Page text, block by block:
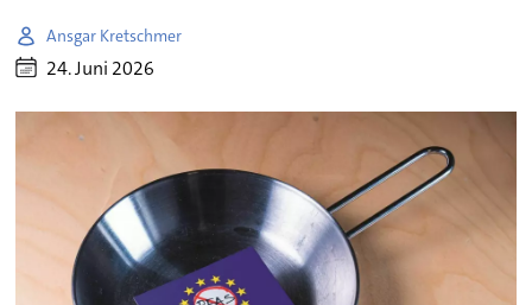
Ansgar Kretschmer
24. Juni 2026